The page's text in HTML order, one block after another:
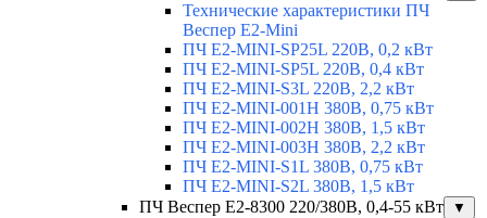
Технические характеристики ПЧ
Веспер E2-Mini
ПЧ E2-MINI-SP25L 220В, 0,2 кВт
ПЧ E2-MINI-SP5L 220В, 0,4 кВт
ПЧ E2-MINI-S3L 220В, 2,2 кВт
ПЧ E2-MINI-001H 380В, 0,75 кВт
ПЧ E2-MINI-002H 380В, 1,5 кВт
ПЧ E2-MINI-003H 380В, 2,2 кВт
ПЧ E2-MINI-S1L 380В, 0,75 кВт
ПЧ E2-MINI-S2L 380В, 1,5 кВт
ПЧ Веспер E2-8300 220/380В, 0,4-55 кВт
▼